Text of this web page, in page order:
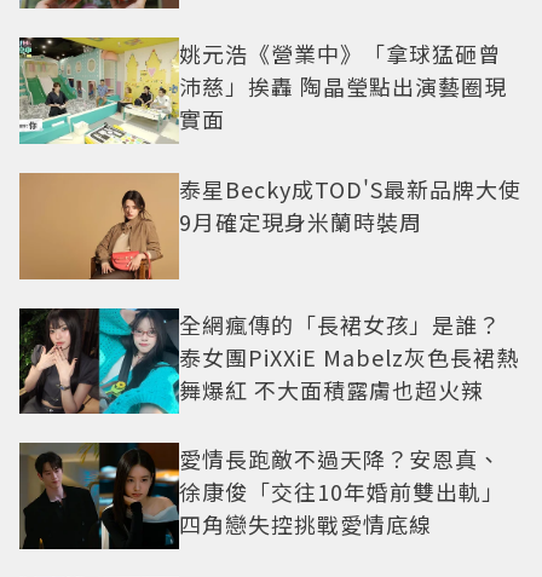
姚元浩《營業中》「拿球猛砸曾
沛慈」挨轟 陶晶瑩點出演藝圈現
實面
泰星Becky成TOD'S最新品牌大使
9月確定現身米蘭時裝周
全網瘋傳的「長裙女孩」是誰？
泰女團PiXXiE Mabelz灰色長裙熱
舞爆紅 不大面積露膚也超火辣
愛情長跑敵不過天降？安恩真、
徐康俊「交往10年婚前雙出軌」
四角戀失控挑戰愛情底線